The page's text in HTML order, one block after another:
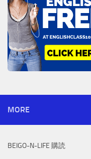
MORE
BEIGO-N-LIFE 購読